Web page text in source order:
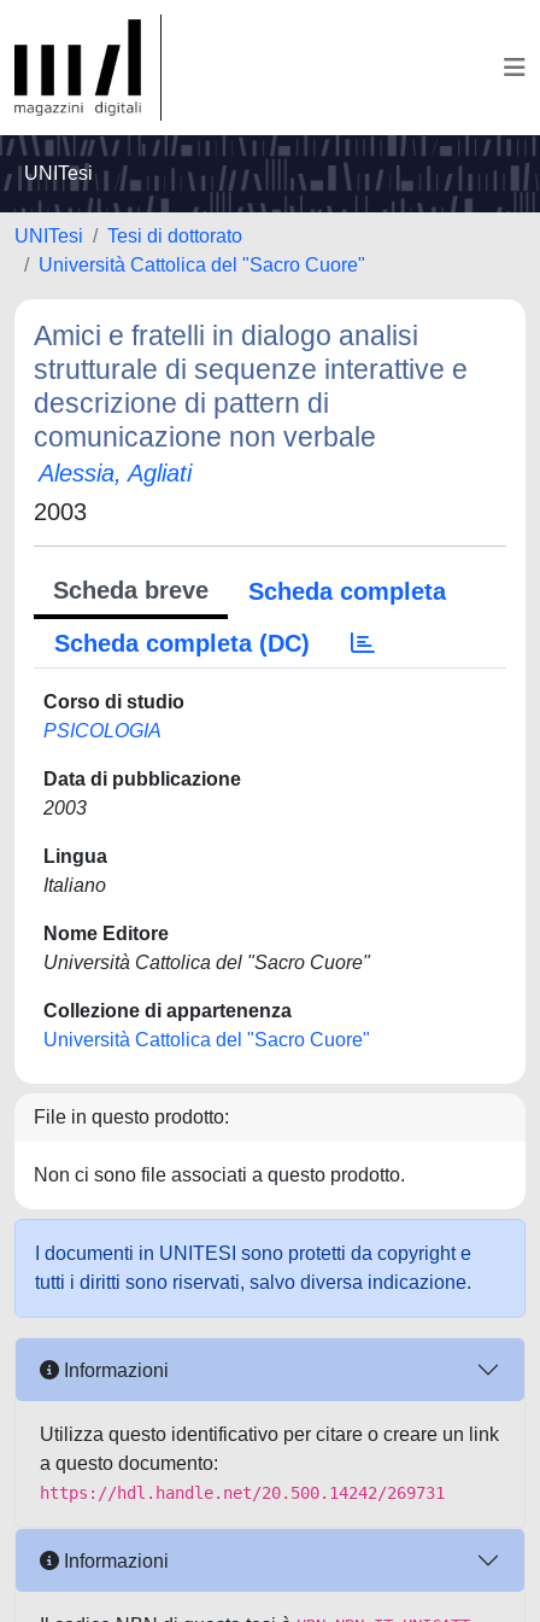
UNITesi
UNITesi
Tesi di dottorato
Università Cattolica del "Sacro Cuore"
Amici e fratelli in dialogo analisi
strutturale di sequenze interattive e
descrizione di pattern di
comunicazione non verbale
Alessia, Agliati
2003
Scheda breve
Scheda completa
Scheda completa (DC)
Corso di studio
PSICOLOGIA
Data di pubblicazione
2003
Lingua
Italiano
Nome Editore
Università Cattolica del "Sacro Cuore"
Collezione di appartenenza
Università Cattolica del "Sacro Cuore"
File in questo prodotto:
Non ci sono file associati a questo prodotto.
I documenti in UNITESI sono protetti da copyright e
tutti i diritti sono riservati, salvo diversa indicazione.
Informazioni
Utilizza questo identificativo per citare o creare un link
a questo documento:
https://hdl.handle.net/20.500.14242/269731
Informazioni